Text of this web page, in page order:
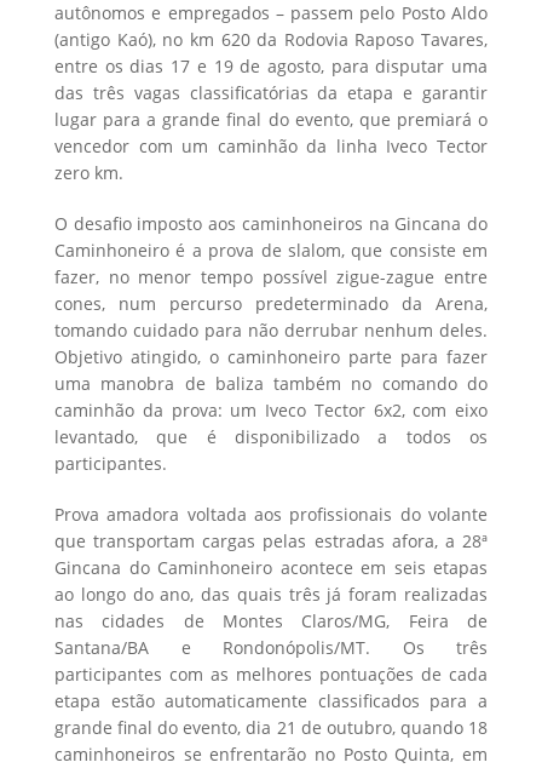
autônomos e empregados – passem pelo Posto Aldo
(antigo Kaó), no km 620 da Rodovia Raposo Tavares,
entre os dias 17 e 19 de agosto, para disputar uma
das três vagas classificatórias da etapa e garantir
lugar para a grande final do evento, que premiará o
vencedor com um caminhão da linha Iveco Tector
zero km.
O desafio imposto aos caminhoneiros na Gincana do
Caminhoneiro é a prova de slalom, que consiste em
fazer, no menor tempo possível zigue-zague entre
cones, num percurso predeterminado da Arena,
tomando cuidado para não derrubar nenhum deles.
Objetivo atingido, o caminhoneiro parte para fazer
uma manobra de baliza também no comando do
caminhão da prova: um Iveco Tector 6x2, com eixo
levantado, que é disponibilizado a todos os
participantes.
Prova amadora voltada aos profissionais do volante
que transportam cargas pelas estradas afora, a 28ª
Gincana do Caminhoneiro acontece em seis etapas
ao longo do ano, das quais três já foram realizadas
nas cidades de Montes Claros/MG, Feira de
Santana/BA e Rondonópolis/MT. Os três
participantes com as melhores pontuações de cada
etapa estão automaticamente classificados para a
grande final do evento, dia 21 de outubro, quando 18
caminhoneiros se enfrentarão no Posto Quinta, em